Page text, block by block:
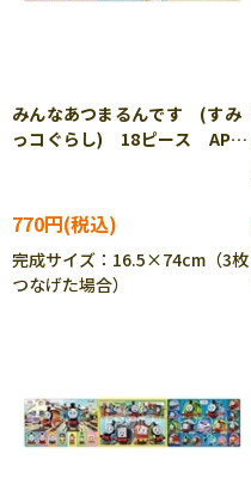
みんなあつまるんです (すみ
っコぐらし) 18ピース APO-
770円
完成サイズ：16.5×74cm（3枚
つなげた場合）